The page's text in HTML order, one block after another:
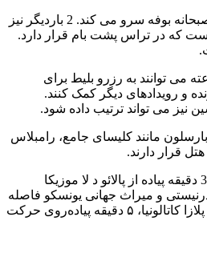
رستوران شیک هتل هر روز صبحانه بوفه سرو می کند. 2 باردیگر نیز
ست که در تراس پشت بام قرار دارد.
دقیق پذیرش 24 ساعته می توانند به رزرو بلیط برای
و رویدادهای دیگر کمک کنند.
نیز می تواند ترتیب داده شود.
مانند کلیسای جامع، رامبلاس
قرار دارند.
هتل بوتیک اچ10 مونتکادا تنها 3 دقیقه پیاده از پالائو د لا موزیکا
و میراث جهانی یونسکو فاصله
دارد. اتوبوس‌های فرودگاه از پلازا کاتالونیا، ۵ دقیقه پیاده‌روی حرکت